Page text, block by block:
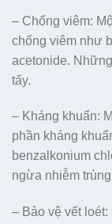
– Chống viêm:
chống viêm như
acetonide.
tấy.
– Kháng khuẩn:
phần kháng
benzalkonium
ngừa nhiễm
– Bảo vệ vết